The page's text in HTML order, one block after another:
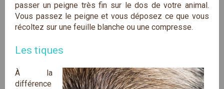
passer un peigne très fin sur le dos de votre animal.
Vous passez le peigne et vous déposez ce que vous
récoltez sur une feuille blanche ou une compresse.
Les tiques
À la
différence